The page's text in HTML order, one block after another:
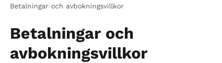
Betalningar och avbokningsvillkor
Betalningar och
avbokningsvillkor